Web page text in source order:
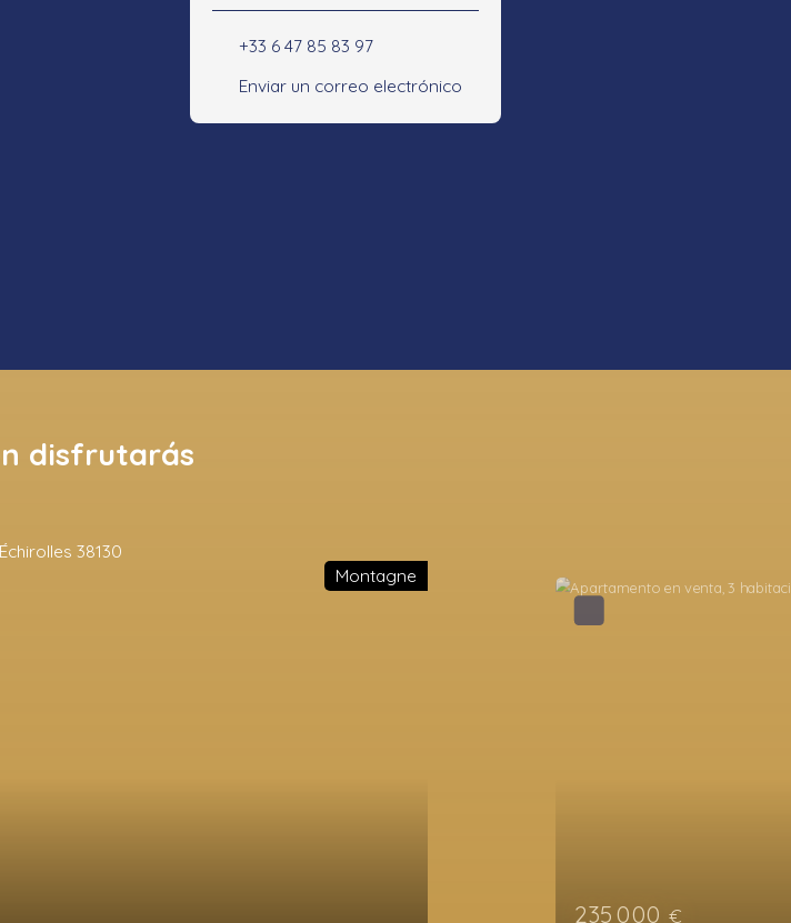
+33 6 47 85 83 97
Enviar un correo electrónico
disfrutarás
Favorito
136 000€